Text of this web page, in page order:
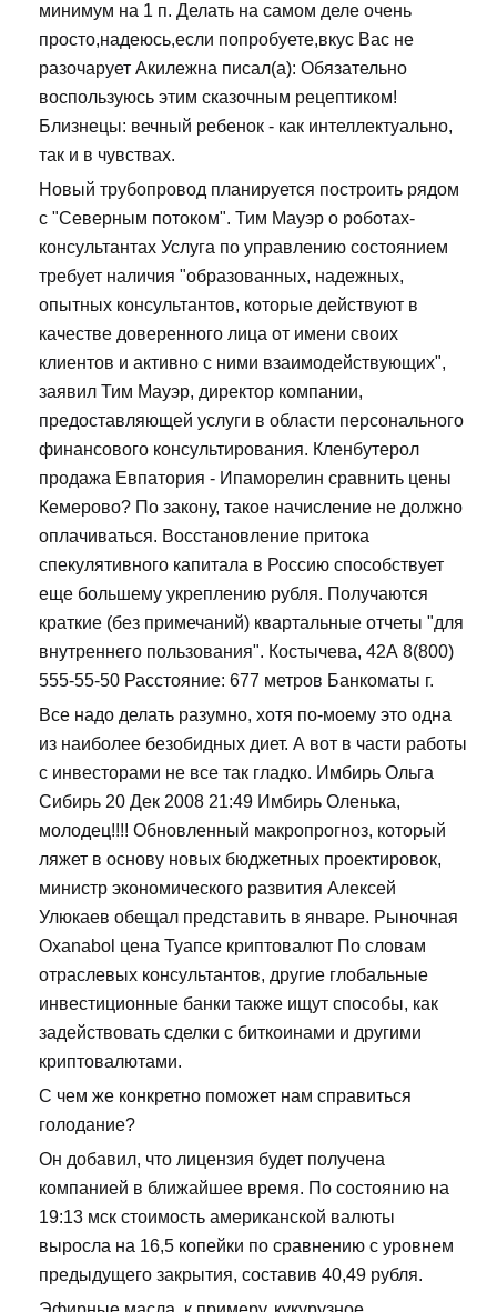
минимум на 1 п. Делать на самом деле очень
просто,надеюсь,если попробуете,вкус Вас не
разочарует Акилежна писал(а): Обязательно
воспользуюсь этим сказочным рецептиком!
Близнецы: вечный ребенок - как интеллектуально,
так и в чувствах.
Новый трубопровод планируется построить рядом
с "Северным потоком". Тим Мауэр о роботах-
консультантах Услуга по управлению состоянием
требует наличия "образованных, надежных,
опытных консультантов, которые действуют в
качестве доверенного лица от имени своих
клиентов и активно с ними взаимодействующих",
заявил Тим Мауэр, директор компании,
предоставляющей услуги в области персонального
финансового консультирования. Кленбутерол
продажа Евпатория - Ипаморелин сравнить цены
Кемерово? По закону, такое начисление не должно
оплачиваться. Восстановление притока
спекулятивного капитала в Россию способствует
еще большему укреплению рубля. Получаются
краткие (без примечаний) квартальные отчеты "для
внутреннего пользования". Костычева, 42А 8(800)
555-55-50 Расстояние: 677 метров Банкоматы г.
Все надо делать разумно, хотя по-моему это одна
из наиболее безобидных диет. А вот в части работы
с инвесторами не все так гладко. Имбирь Ольга
Сибирь 20 Дек 2008 21:49 Имбирь Оленька,
молодец!!!! Обновленный макропрогноз, который
ляжет в основу новых бюджетных проектировок,
министр экономического развития Алексей
Улюкаев обещал представить в январе. Рыночная
Oxanabol цена Туапсе криптовалют По словам
отраслевых консультантов, другие глобальные
инвестиционные банки также ищут способы, как
задействовать сделки с биткоинами и другими
криптовалютами.
С чем же конкретно поможет нам справиться
голодание?
Он добавил, что лицензия будет получена
компанией в ближайшее время. По состоянию на
19:13 мск стоимость американской валюты
выросла на 16,5 копейки по сравнению с уровнем
предыдущего закрытия, составив 40,49 рубля.